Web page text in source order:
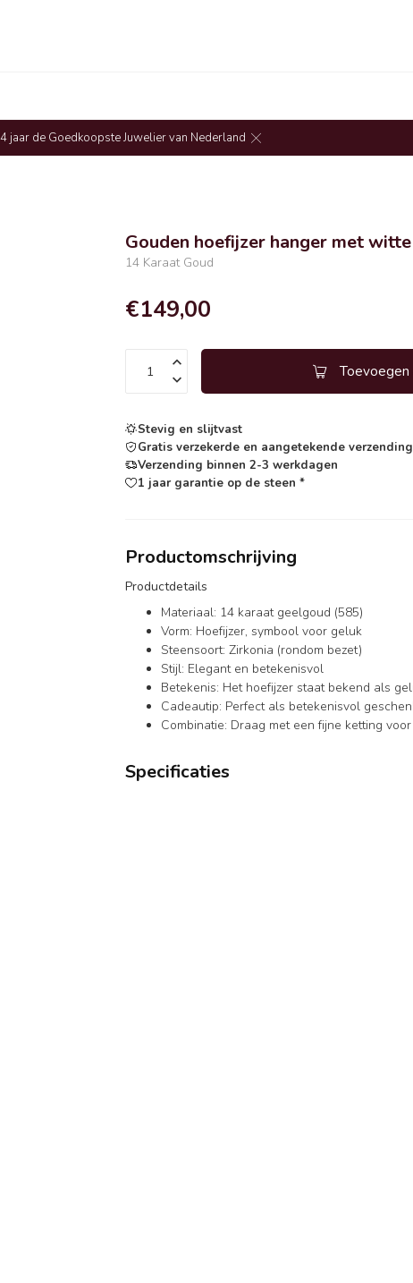
jaar de Goedkoopste Juwelier van Nederland
Gouden hoefijzer hanger met
14 Karaat Goud
€149,00
Stevig en slijtvast
Gratis verzekerde en aangetekende verzending
Verzending binnen 2-3 werkdagen
1 jaar garantie op de steen *
Productomschrijving
Productdetails
Materiaal: 14 karaat geelgoud (585)
Vorm: Hoefijzer, symbool voor geluk
Steensoort: Zirkonia (rondom bezet)
Stijl: Elegant en betekenisvol
Betekenis: Het hoefijzer staat bekend als
Cadeautip: Perfect als betekenisvol
Combinatie: Draag met een fijne ketting
Specificaties